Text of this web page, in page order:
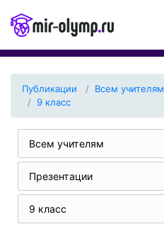
Публикации Всем учителям
9 класс
Всем учителям
Презентации
9 класс